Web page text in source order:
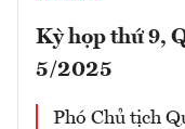
Kỳ họp thứ 9,
5/2025
Phó Chủ tịch